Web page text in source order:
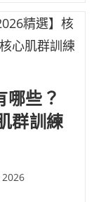
哪些？
群訓練
2026